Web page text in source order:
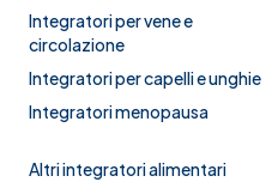
Integratori per vene e
circolazione
Integratori per capelli e unghie
Integratori menopausa
Altri integratori alimentari